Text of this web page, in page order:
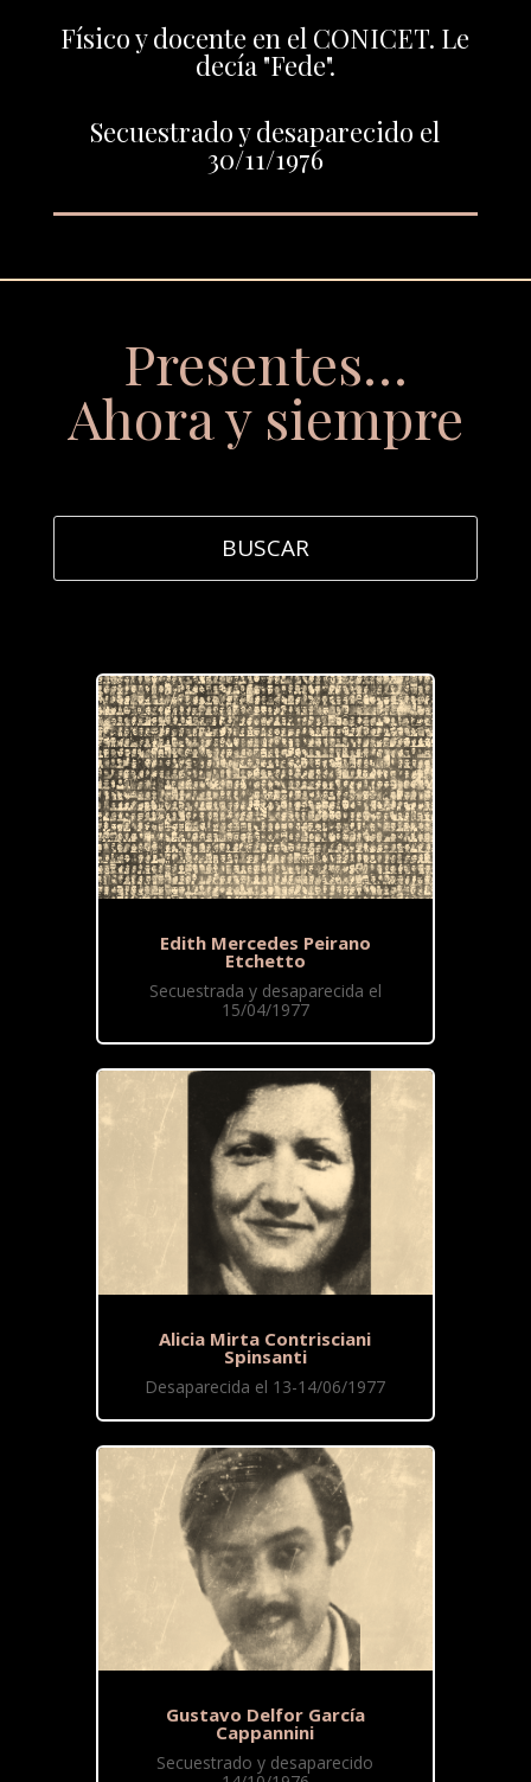
Físico y docente en el CONICET. Le
decía "Fede".
Secuestrado y desaparecido el
30/11/1976
Presentes…
Ahora y siempre
Edith Mercedes Peirano
Etchetto
Secuestrada y desaparecida el
15/04/1977
Alicia Mirta Contrisciani
Spinsanti
Desaparecida el 13-14/06/1977
Gustavo Delfor García
Cappannini
Secuestrado y desaparecido